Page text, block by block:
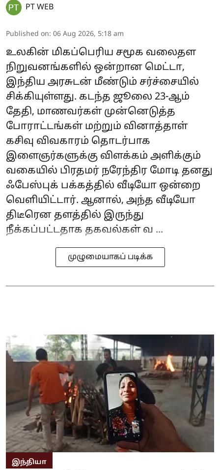
PT WEB
Published on: 06 Aug 2026, 5:18 am
உலகின் மிகப்பெரிய சமூக வலைதள
நிறுவனங்களில் ஒன்றான மெட்டா,
இந்திய அரசுடன் மீண்டும் சர்ச்சையில்
சிக்கியுள்ளது. கடந்த ஜூலை 23-ஆம்
தேதி, மாணவர்கள் முன்னெடுத்த
போராட்டங்கள் மற்றும் வினாத்தாள்
கசிவு விவகாரம் தொடர்பாக
இளைஞர்களுக்கு விளக்கம் அளிக்கும்
வகையில் பிரதமர் நரேந்திர மோடி தனது
ஃபேஸ்புக் பக்கத்தில் வீடியோ ஒன்றை
வெளியிட்டார். ஆனால், அந்த வீடியோ
திடீரென தளத்தில் இருந்து
நீக்கப்பட்டதாக தகவல்கள் வ ...
முழுமையாகப் படிக்க
இந்தியா